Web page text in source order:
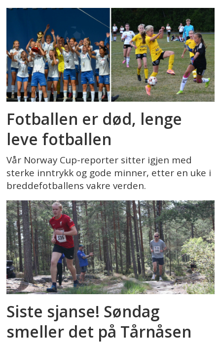
Fotballen er død, lenge
leve fotballen
Vår Norway Cup-reporter sitter igjen med
sterke inntrykk og gode minner, etter en uke i
breddefotballens vakre verden.
Siste sjanse! Søndag
smeller det på Tårnåsen